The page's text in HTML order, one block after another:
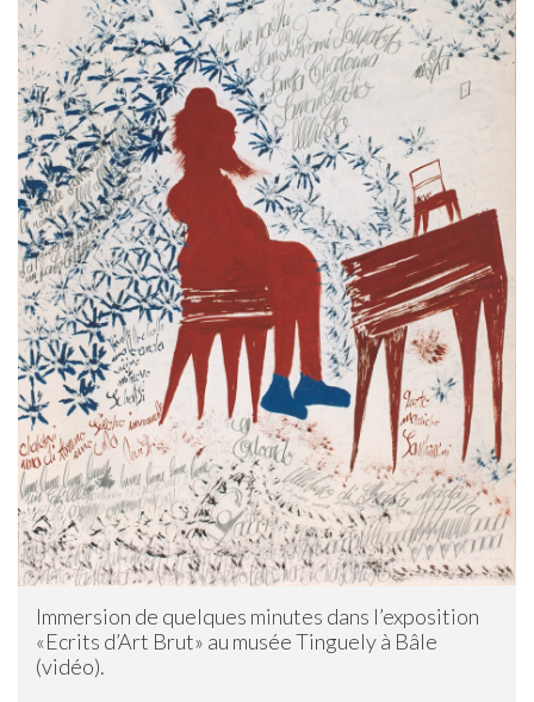
Immersion de quelques minutes dans l’exposition
«Ecrits d’Art Brut» au musée Tinguely à Bâle
(vidéo).